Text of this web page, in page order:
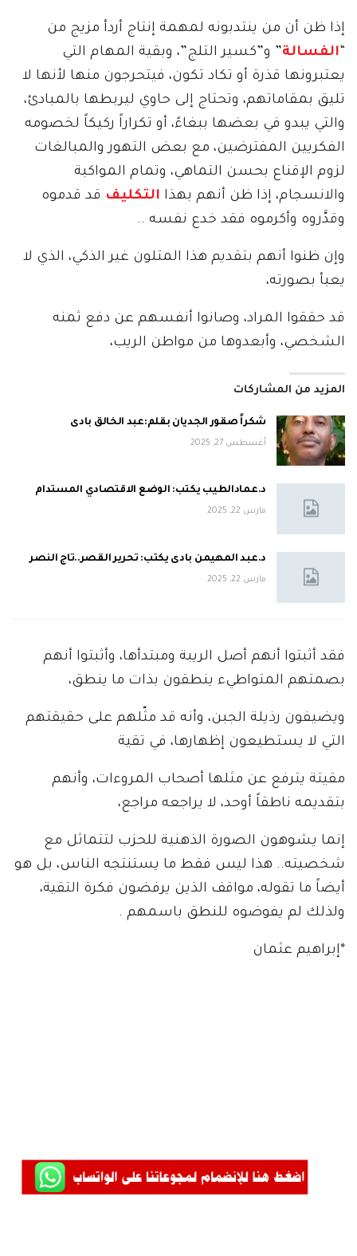
إذا ظن أن من ينتدبونه لمهمة إنتاج أردأ مزيج من
“الفسالة” و”كسير التلج”، وبقية المهام التي
يعتبرونها قذرة أو تكاد تكون، فيتحرجون منها لأنها لا
تليق بمقاماتهم، وتحتاج إلى حاوي ليربطها بالمبادئ،
والتي يبدو في بعضها ببغاءً، أو تكراراً ركيكاً لخصومه
الفكريين المفترضين، مع بعض التهور والمبالغات
لزوم الإقناع بحسن التماهي، وتمام المواكبة
والانسجام، إذا ظن أنهم بهذا التكليف قد قدموه
وقدَّروه وأكرموه فقد خدع نفسه ..
وإن ظنوا أنهم بتقديم هذا المتلون غير الذكي، الذي لا
يعبأ بصورته،
قد حققوا المراد، وصانوا أنفسهم عن دفع ثمنه
الشخصي، وأبعدوها من مواطن الريب،
المزيد من المشاركات
شكراً صقور الجديان بقلم:عبد الخالق بادى
أغسطس 27, 2025
د.عمادالطيب يكتب: الوضع الاقتصادي المستدام
مارس 22, 2025
د.عبد المهيمن بادى يكتب: تحرير القصر..تاج النصر
مارس 22, 2025
فقد أثبتوا أنهم أصل الريبة ومبتدأها، وأثبتوا أنهم
بصمتهم المتواطيء ينطقون بذات ما ينطق،
ويضيفون رذيلة الجبن، وأنه قد مثّلهم على حقيقتهم
التي لا يستطيعون إظهارها، في تقية
مقيتة يترفع عن مثلها أصحاب المروءات، وأنهم
بتقديمه ناطقاً أوحد، لا يراجعه مراجع،
إنما يشوهون الصورة الذهنية للحزب لتتماثل مع
شخصيته.. هذا ليس فقط ما يستنتجه الناس، بل هو
أيضاً ما تقوله، مواقف الذين يرفضون فكرة التقية،
ولذلك لم يفوضوه للنطق باسمهم .
*إبراهيم عثمان